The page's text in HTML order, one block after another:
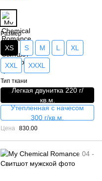
Размер
XS S M L XL
XXL XXXL
Тип ткани
Легкая двунитка 220 г/
кв.м.
Утепленная с начесом
300 г/кв.м.
Цена 830.00